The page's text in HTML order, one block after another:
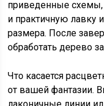
приведенные схемы,
и практичную лавку
размера. После
обработать дерево
Что касается
от вашей фантазии.